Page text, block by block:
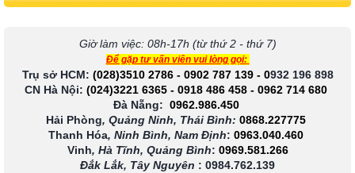
Giờ làm việc: 08h-17h (từ thứ 2 - thứ 7)
Để gặp tư vấn viên vui lòng gọi:
Trụ sở HCM: (028)3510 2786 - 0902 787 139- 0932 196 898
CN Hà Nội: (024)3221 6365 - 0918 486 458 - 0962 714 680
Đà Nẵng: 0962.986.450
Hải Phòng, Quảng Ninh, Thái Bình: 0868.227775
Thanh Hóa, Ninh Bình, Nam Định: 0963.040.460
Vinh, Hà Tĩnh, Quảng Bình: 0969.581.266
Đắk Lắk, Tây Nguyên : 0984.762.139